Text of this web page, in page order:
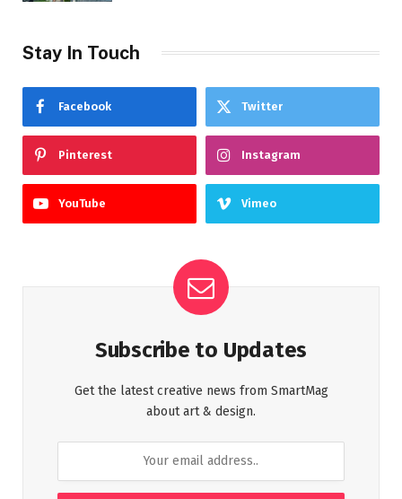
Stay In Touch
Facebook Twitter
Pinterest Instagram
YouTube Vimeo
Subscribe to Updates
Get the latest creative news from SmartMag
about art & design.